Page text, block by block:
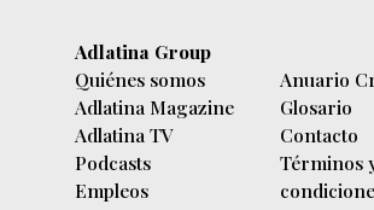
Adlatina Group
Quiénes somos
Adlatina Magazine
Adlatina TV
Podcasts
Empleos
Anuario
Glosario
Contacto
Términos